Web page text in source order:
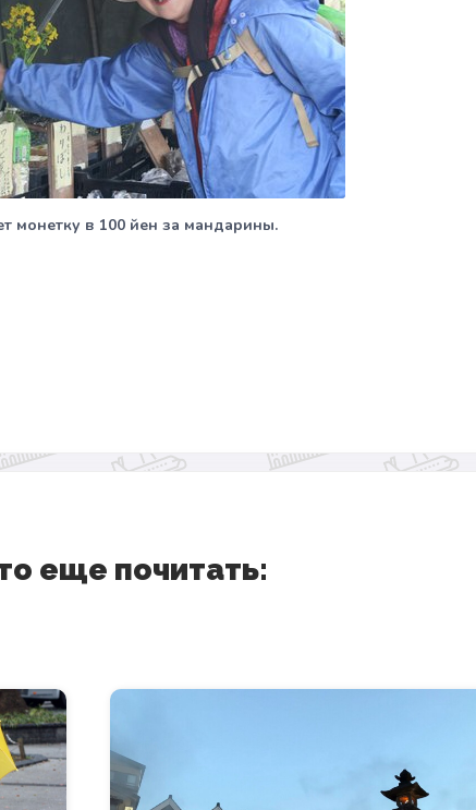
монетку в 100 йен за мандарины.
еще почитать: